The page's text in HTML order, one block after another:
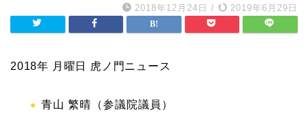
2018年12月24日 / 2019年6月29日
2018年 月曜日 虎ノ門ニュース
青山 繁晴（参議院議員）